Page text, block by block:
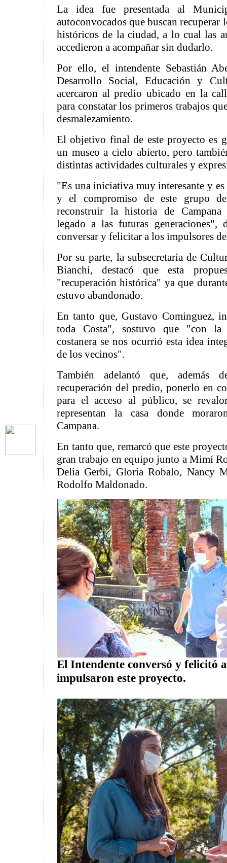
La idea fue presentada al
autoconvocados que buscan recuperar
históricos de la ciudad, a lo cual las
accedieron a acompañar sin dudarlo.
Por ello, el intendente Sebastián
Desarrollo Social, Educación y
acercaron al predio ubicado en la
para constatar los primeros trabajos
desmalezamiento.
El objetivo final de este proyecto es
un museo a cielo abierto, pero
distintas actividades culturales y
"Es una iniciativa muy interesante y es
y el compromiso de este grupo
reconstruir la historia de Campana
legado a las futuras generaciones",
conversar y felicitar a los impulsores
Por su parte, la subsecretaria de
Bianchi, destacó que esta
"recuperación histórica" ya que
estuvo abandonado.
En tanto que, Gustavo Cominguez,
toda Costa", sostuvo que "con la
costanera se nos ocurrió esta idea
de los vecinos".
También adelantó que, además
recuperación del predio, ponerlo en
para el acceso al público, se
representan la casa donde
Campana.
En tanto que, remarcó que este
gran trabajo en equipo junto a Mimí
Delia Gerbi, Gloria Robalo, Nancy
Rodolfo Maldonado.
El Intendente conversó y felicitó
impulsaron este proyecto.